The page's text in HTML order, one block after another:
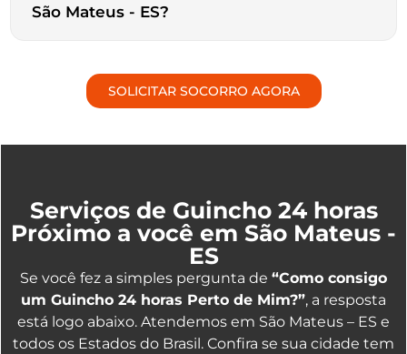
São Mateus - ES?
SOLICITAR SOCORRO AGORA
Serviços de Guincho 24 horas
Próximo a você em São Mateus -
ES
Se você fez a simples pergunta de “Como consigo
um Guincho 24 horas Perto de Mim?”, a resposta
está logo abaixo. Atendemos em São Mateus – ES e
todos os Estados do Brasil. Confira se sua cidade tem